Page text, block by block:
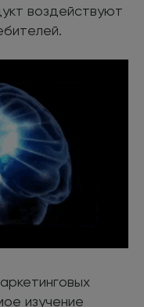
воздействуют
изучение